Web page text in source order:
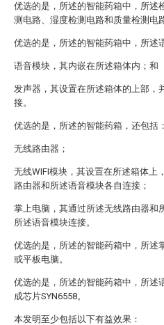
优选的是，所述的智能药箱中，所述
测电路、湿度检测电路和质量检测电
优选的是，所述的智能药箱中，所述
语音模块，其内嵌在所述箱体内；和
发声器，其设置在所述箱体的上部，
接。
优选的是，所述的智能药箱，还包括：
无线路由器；
无线WIFI模块，其设置在所述箱体上
路由器和所述语音模块各自连接；
掌上电脑，其通过所述无线路由器和
所述语音模块连接。
优选的是，所述的智能药箱中，所述
或平板电脑。
优选的是，所述的智能药箱中，所述
成芯片SYN6558。
本发明至少包括以下有益效果：